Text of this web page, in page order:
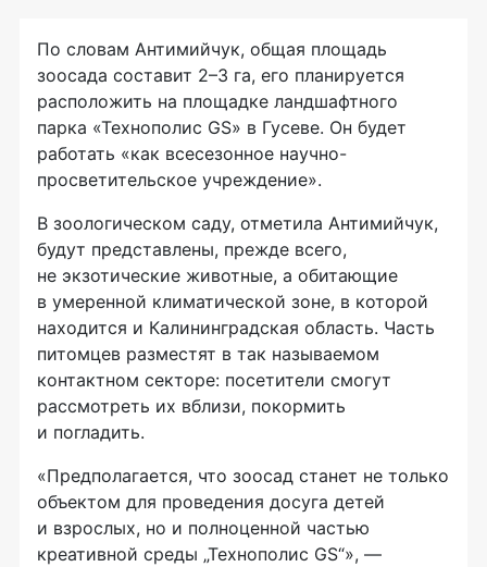
По словам Антимийчук, общая площадь
зоосада составит 2–3 га, его планируется
расположить на площадке ландшафтного
парка «Технополис GS» в Гусеве. Он будет
работать «как всесезонное научно-
просветительское учреждение».
В зоологическом саду, отметила Антимийчук,
будут представлены, прежде всего,
не экзотические животные, а обитающие
в умеренной климатической зоне, в которой
находится и Калининградская область. Часть
питомцев разместят в так называемом
контактном секторе: посетители смогут
рассмотреть их вблизи, покормить
и погладить.
«Предполагается, что зоосад станет не только
объектом для проведения досуга детей
и взрослых, но и полноценной частью
креативной среды „Технополис GS“», —